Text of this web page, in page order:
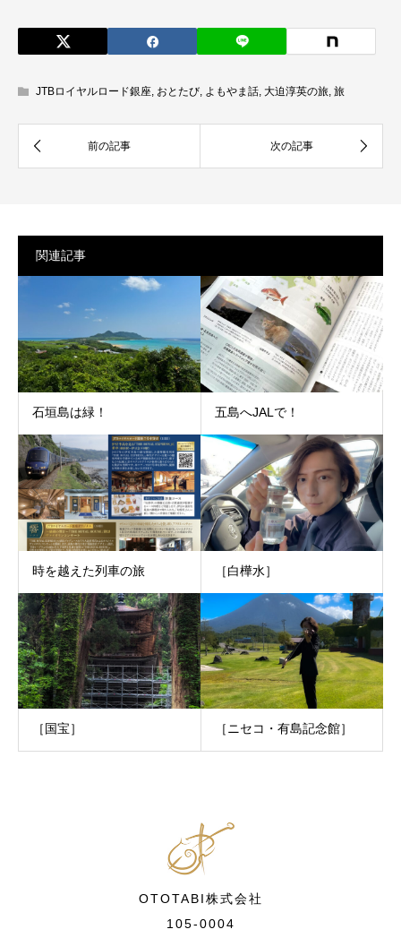
JTBロイヤルロード銀座, おとたび, よもやま話, 大迫淳英の旅, 旅
関連記事
石垣島は緑！ 五島へJALで！
時を越えた列車の旅 ［白樺水］
［国宝］ ［ニセコ・有島記念館］
OTOTABI株式会社
105-0004